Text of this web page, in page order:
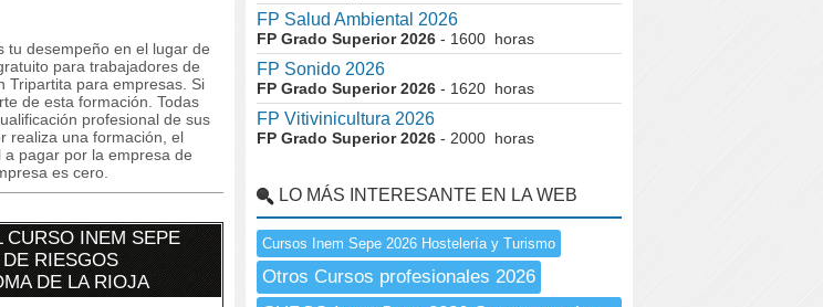
tu desempeño en el lugar de
para trabajadores de
Tripartita para empresas. Si
de esta formación. Todas
profesional de sus
realiza una formación, el
pagar por la empresa de
es cero.
CURSO INEM SEPE
RIESGOS
DE LA RIOJA
FP Salud Ambiental 2026
FP Grado Superior 2026 - 1600 horas
FP Sonido 2026
FP Grado Superior 2026 - 1620 horas
FP Vitivinicultura 2026
FP Grado Superior 2026 - 2000 horas
LO MÁS INTERESANTE EN LA WEB
Cursos Inem Sepe 2026 Hostelería y Turismo
Otros Cursos profesionales 2026